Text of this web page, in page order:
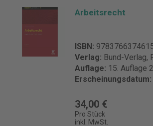
Arbeitsrecht
ISBN:
Verlag: Bund-Verlag,
Auflage: 15. Auflage
Erscheinungsdatum:
34,00 €
Pro Stück
inkl. MwSt.